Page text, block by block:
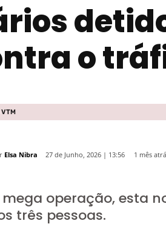
o
Elsa Nibra 27 de Junho, 2026 | 13:56 1 mês
operação, esta
três pessoas.